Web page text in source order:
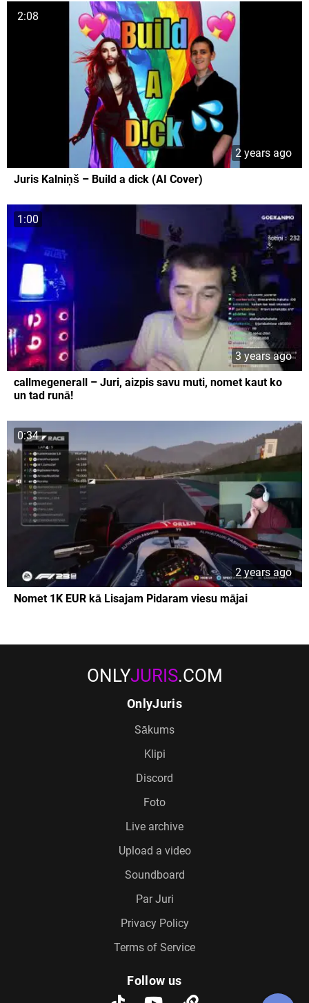
2:08
2 years ago
Juris Kalniņš – Build a dick (AI Cover)
1:00
3 years ago
callmegenerall – Juri, aizpis savu muti, nomet kaut ko
un tad runā!
0:34
2 years ago
Nomet 1K EUR kā Lisajam Pidaram viesu mājai
ONLYJURIS.COM
OnlyJuris
Sākums
Klipi
Discord
Foto
Live archive
Upload a video
Soundboard
Par Juri
Privacy Policy
Terms of Service
Follow us